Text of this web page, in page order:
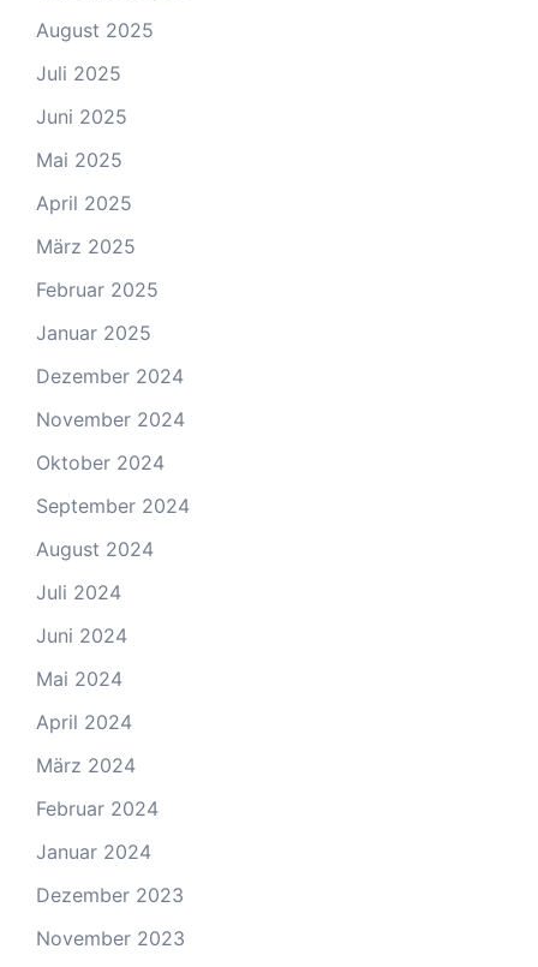
August 2025
Juli 2025
Juni 2025
Mai 2025
April 2025
März 2025
Februar 2025
Januar 2025
Dezember 2024
November 2024
Oktober 2024
September 2024
August 2024
Juli 2024
Juni 2024
Mai 2024
April 2024
März 2024
Februar 2024
Januar 2024
Dezember 2023
November 2023